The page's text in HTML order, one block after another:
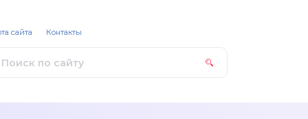
сайта Контакты